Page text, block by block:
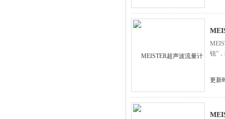
锐”
更新